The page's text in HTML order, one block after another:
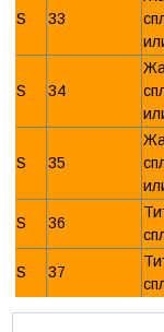
S 33
S 34
S 35
S 36
S 37